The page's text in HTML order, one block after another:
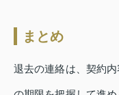
まとめ
退去の連絡は、契約